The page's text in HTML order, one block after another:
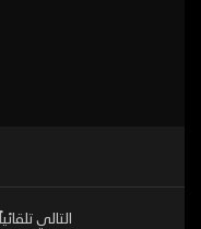
التالي تلقائياً